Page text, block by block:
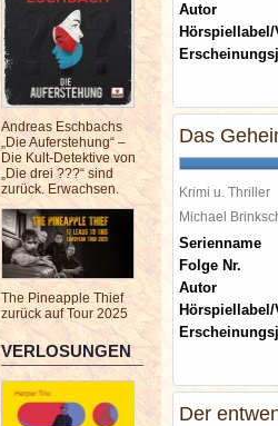
Andreas Eschbachs
„Die Auferstehung“ –
Die Kult-Detektive von
„Die drei ???“ sind
zurück. Erwachsen.
The Pineapple Thief
zurück auf Tour 2025
VERLOSUNGEN
Autor
Hörspiellabel/
Das
Krimi u. Thriller
Michael
Serienname
Folge Nr.
Autor
Hörspiellabel/
Der